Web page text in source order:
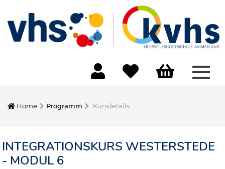
Home Programm Kursdetails
INTEGRATIONSKURS WESTERSTEDE
- MODUL 6